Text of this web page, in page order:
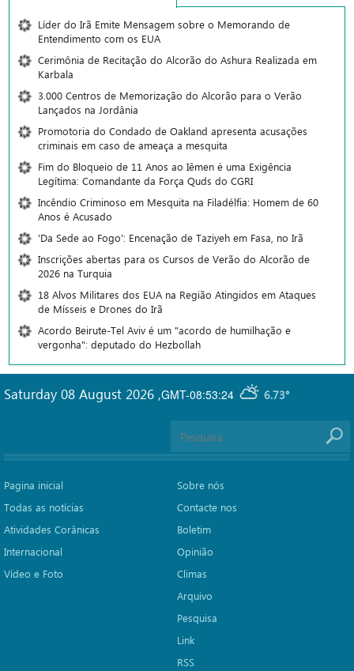
Líder do Irã Emite Mensagem sobre o Memorando de
Entendimento com os EUA
Cerimônia de Recitação do Alcorão do Ashura Realizada em
Karbala
3.000 Centros de Memorização do Alcorão para o Verão
Lançados na Jordânia
Promotoria do Condado de Oakland apresenta acusações
criminais em caso de ameaça a mesquita
Fim do Bloqueio de 11 Anos ao Iêmen é uma Exigência
Legítima: Comandante da Força Quds do CGRI
Incêndio Criminoso em Mesquita na Filadélfia: Homem de 60
Anos é Acusado
'Da Sede ao Fogo': Encenação de Taziyeh em Fasa, no Irã
Inscrições abertas para os Cursos de Verão do Alcorão de
2026 na Turquia
18 Alvos Militares dos EUA na Região Atingidos em Ataques
de Mísseis e Drones do Irã
Acordo Beirute-Tel Aviv é um "acordo de humilhação e
vergonha": deputado do Hezbollah
GMT-08:53:24 6.73°
Saturday 08 August 2026 ,
Pagina inicial
Todas as notícias
Atividades Corânicas
Internacional
Vídeo e Foto
Sobre nós
Contacte nos
Boletim
Opinião
Climas
Arquivo
Pesquisa
Link
RSS